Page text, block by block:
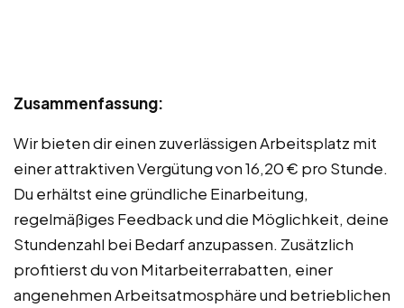
Zusammenfassung:
Wir bieten dir einen zuverlässigen Arbeitsplatz mit
einer attraktiven Vergütung von 16,20 € pro Stunde.
Du erhältst eine gründliche Einarbeitung,
regelmäßiges Feedback und die Möglichkeit, deine
Stundenzahl bei Bedarf anzupassen. Zusätzlich
profitierst du von Mitarbeiterrabatten, einer
angenehmen Arbeitsatmosphäre und betrieblichen